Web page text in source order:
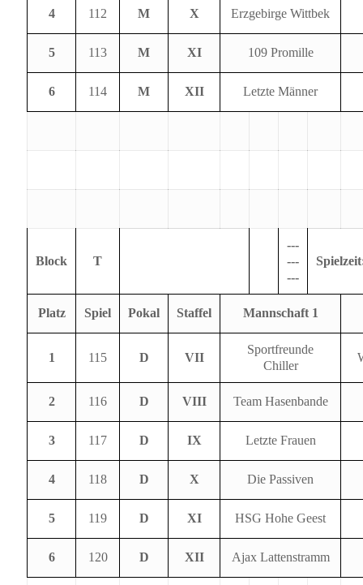
4 112 M X Erzgebirge Wittbek
5 113 M XI 109 Promille
6 114 M XII Letzte Männer
Block T
---
---
---
Platz Spiel Pokal Staffel Mannschaft 1
1 115 D VII
Sportfreunde
Chiller
2 116 D VIII Team Hasenbande
3 117 D IX Letzte Frauen
4 118 D X Die Passiven
5 119 D XI HSG Hohe Geest
6 120 D XII Ajax Lattenstramm